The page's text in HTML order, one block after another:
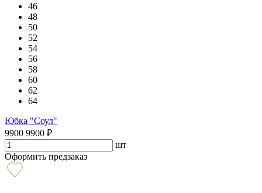
46
48
50
52
54
56
58
60
62
64
Юбка "Соул"
9900 9900 ₽
шт
Оформить предзаказ